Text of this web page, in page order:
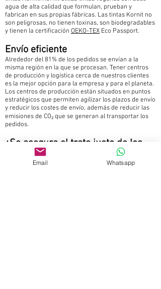
agua de alta calidad que formulan, prueban y
fabrican en sus propias fábricas. Las tintas Kornit no
son peligrosas, no tienen toxinas, son biodegradables
y tienen la certificación OEKO-TEX Eco Passport.
Envío eficiente
Alrededor del 81% de los pedidos se envían a la
misma región en la que se procesan. Tener centros
de producción y logística cerca de nuestros clientes
es la mejor opción para la empresa y para el planeta.
Los centros de producción están situados en puntos
estratégicos que permiten agilizar los plazos de envío
y reducir los costes de envío, además de reducir las
emisiones de CO₂ que se generan al transportar los
pedidos.
¿Se asegura el trato justo de los
trabajadores que forman parte de
la cadena de producción y logística
Email Whatsapp